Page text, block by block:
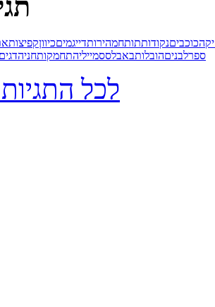
כוכביםנקודותתותחמהירותדייגמיםכיווןקפיצות
ספרלבניםהובלותבאבלססמייליהתחמקותחניהדגים
לכל התגיות